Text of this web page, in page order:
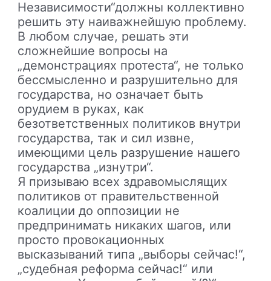
Независимости“должны коллективно
решить эту наиважнейшую проблему.
В любом случае, решать эти
сложнейшие вопросы на
„демонстрациях протеста“, не только
бессмысленно и разрушительно для
государства, но означает быть
орудием в руках, как
безответственных политиков внутри
государства, так и сил извне,
имеющими цель разрушение нашего
государства „изнутри“.
Я призываю всех здравомыслящих
политиков от правительственной
коалиции до оппозиции не
предпринимать никаких шагов, или
просто провокационных
высказываний типа „выборы сейчас!“,
„судебная реформа сейчас!“ или